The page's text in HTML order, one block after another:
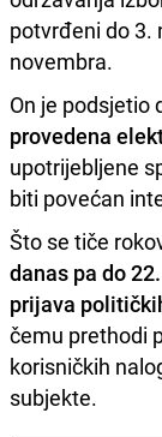
potvrđeni do 3.
novembra.
On je podsjetio
provedena
upotrijebljene
biti povećan
Što se tiče
danas pa do
prijava
čemu prethodi
korisničkih
subjekte.